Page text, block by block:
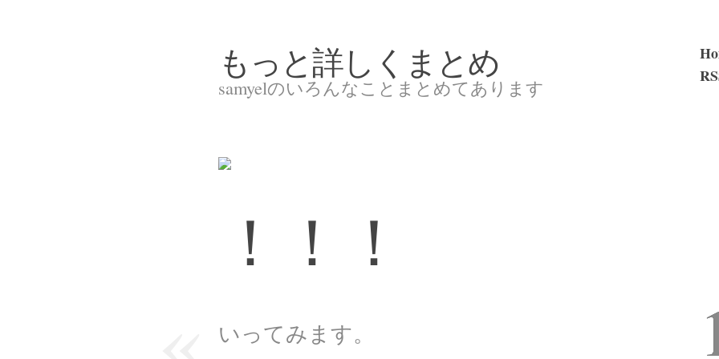
もっと詳しくまとめ
samyelのいろんなことまとめてあります
！！！
いってみます。